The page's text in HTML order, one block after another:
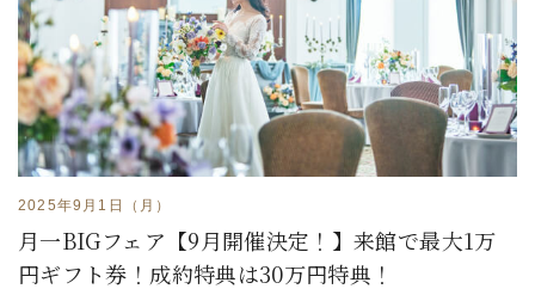
2025年9月1日（月）
月一BIGフェア【9月開催決定！】来館で最大1万
円ギフト券！成約特典は30万円特典！